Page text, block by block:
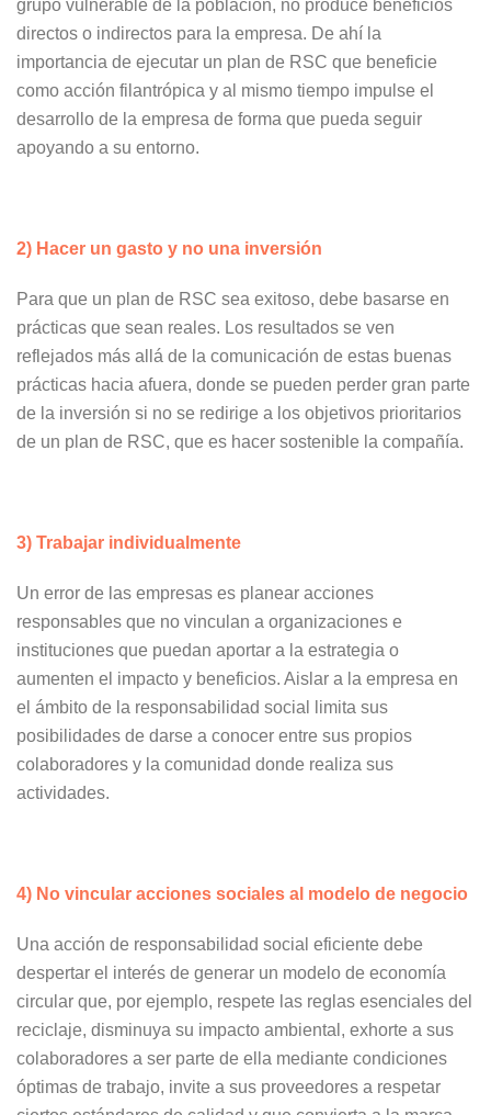
grupo vulnerable de la población, no produce beneficios
directos o indirectos para la empresa. De ahí la
importancia de ejecutar un plan de RSC que beneficie
como acción filantrópica y al mismo tiempo impulse el
desarrollo de la empresa de forma que pueda seguir
apoyando a su entorno.
2) Hacer un gasto y no una inversión
Para que un plan de RSC sea exitoso, debe basarse en
prácticas que sean reales. Los resultados se ven
reflejados más allá de la comunicación de estas buenas
prácticas hacia afuera, donde se pueden perder gran parte
de la inversión si no se redirige a los objetivos prioritarios
de un plan de RSC, que es hacer sostenible la compañía.
3) Trabajar individualmente
Un error de las empresas es planear acciones
responsables que no vinculan a organizaciones e
instituciones que puedan aportar a la estrategia o
aumenten el impacto y beneficios. Aislar a la empresa en
el ámbito de la responsabilidad social limita sus
posibilidades de darse a conocer entre sus propios
colaboradores y la comunidad donde realiza sus
actividades.
4) No vincular acciones sociales al modelo de negocio
Una acción de responsabilidad social eficiente debe
despertar el interés de generar un modelo de economía
circular que, por ejemplo, respete las reglas esenciales del
reciclaje, disminuya su impacto ambiental, exhorte a sus
colaboradores a ser parte de ella mediante condiciones
óptimas de trabajo, invite a sus proveedores a respetar